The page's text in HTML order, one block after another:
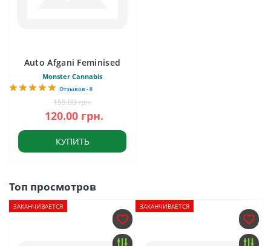
Auto Afgani Feminised
Monster Cannabis
Отзывов - 8
155.00 грн.
120.00 грн.
КУПИТЬ
Топ просмотров
ЗАКАНЧИВАЕТСЯ ЗАКАНЧИВАЕТСЯ